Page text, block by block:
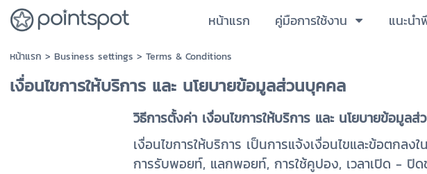
หน้าแรก คู่มือการใช้งาน แนะนำ
หน้าแรก > Business settings > Terms & Conditions
เงื่อนไขการให้บริการ และ นโยบายข้อมูลส่วนบุคคล
วิธีการตั้งค่า เงื่อนไขการให้บริการ และ นโยบายข้อมูล
เงื่อนไขการให้บริการ เป็นการแจ้งเงื่อนไขและข้อตกล
การรับพอยท์, แลกพอยท์, การใช้คูปอง, เวลาเปิด - ปิ